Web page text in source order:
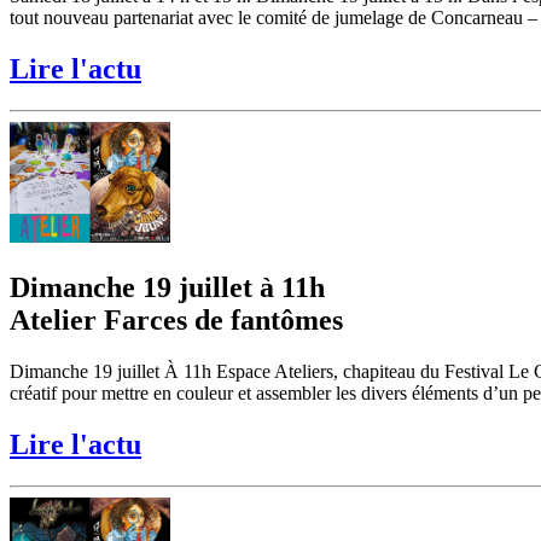
tout nouveau partenariat avec le comité de jumelage de
Lire l'actu
Dimanche 19 juillet à 11h
Atelier Farces de fantômes
Dimanche 19 juillet À 11h Espace Ateliers, chapiteau du Festival
créatif pour mettre en couleur et assembler les divers éléments d’un
Lire l'actu